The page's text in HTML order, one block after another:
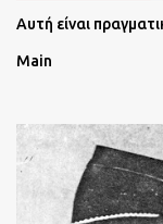
Αυτή είναι
Main